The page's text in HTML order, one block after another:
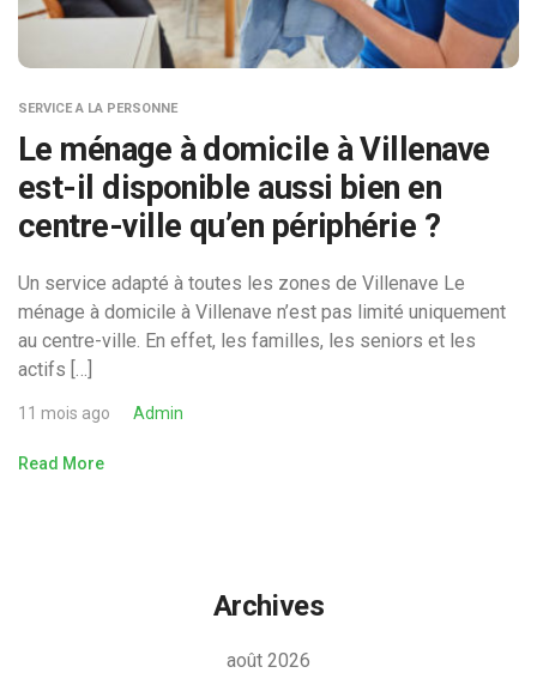
SERVICE A LA PERSONNE
Le ménage à domicile à Villenave
est-il disponible aussi bien en
centre-ville qu’en périphérie ?
Un service adapté à toutes les zones de Villenave Le
ménage à domicile à Villenave n’est pas limité uniquement
au centre-ville. En effet, les familles, les seniors et les
actifs […]
11 mois ago Admin
Read More
Archives
août 2026